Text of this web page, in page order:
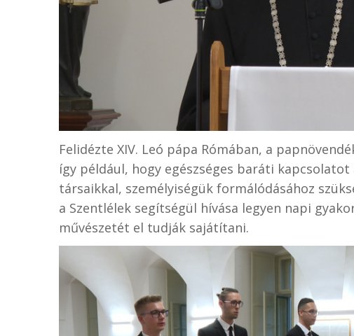
Felidézte XIV. Leó pápa Rómában, a
így például, hogy egészséges baráti
társaikkal, személyiségük formálódásához
a Szentlélek segítségül hívása legyen napi
művészetét el tudják sajátítani.